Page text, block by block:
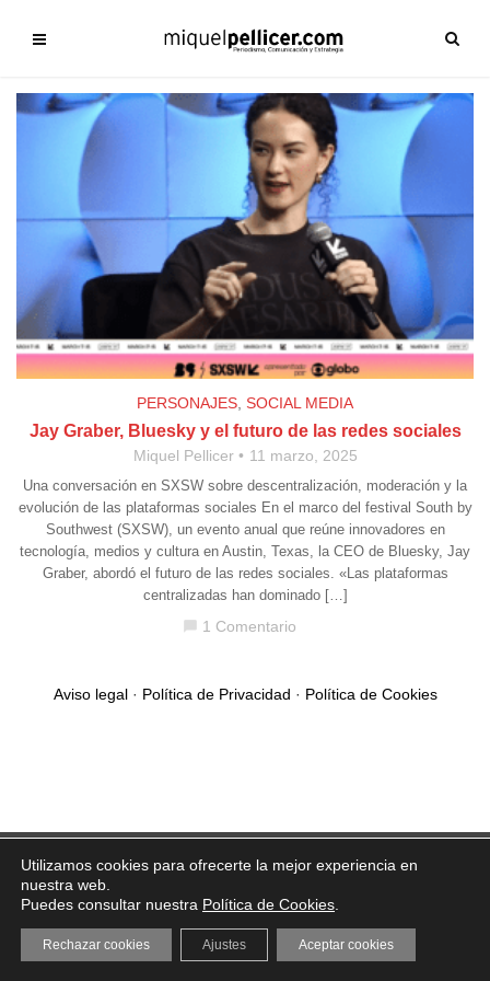
PERSONAJES, SOCIAL MEDIA
Jay Graber, Bluesky y el futuro de las redes sociales
Miquel Pellicer 11 marzo, 2025
Una conversación en SXSW sobre descentralización, moderación y la
evolución de las plataformas sociales En el marco del festival South by
Southwest (SXSW), un evento anual que reúne innovadores en
tecnología, medios y cultura en Austin, Texas, la CEO de Bluesky, Jay
Graber, abordó el futuro de las redes sociales. «Las plataformas
centralizadas han dominado […]
chat_bubble 1 Comentario
Aviso legal· Política de Privacidad · Política de Cookies
Utilizamos cookies para ofrecerte la mejor experiencia en
nuestra web.
Puedes consultar nuestra Política de Cookies
Aceptar cookies
Rechazar cookies Ajustes